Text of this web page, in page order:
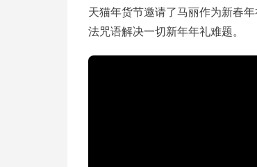
天猫年货节邀请了马丽作为新春
法咒语解决一切新年年礼难题。